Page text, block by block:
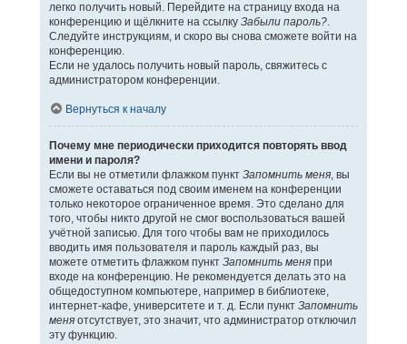
легко получить новый. Перейдите на страницу входа на
конференцию и щёлкните на ссылку Забыли пароль?.
Следуйте инструкциям, и скоро вы снова сможете войти на
конференцию.
Если не удалось получить новый пароль, свяжитесь с
администратором конференции.
Вернуться к началу
Почему мне периодически приходится повторять ввод
имени и пароля?
Если вы не отметили флажком пункт Запомнить меня, вы
сможете оставаться под своим именем на конференции
только некоторое ограниченное время. Это сделано для
того, чтобы никто другой не смог воспользоваться вашей
учётной записью. Для того чтобы вам не приходилось
вводить имя пользователя и пароль каждый раз, вы
можете отметить флажком пункт Запомнить меняпри
входе на конференцию. Не рекомендуется делать это на
общедоступном компьютере, например в библиотеке,
интернет-кафе, университете и т. д. Если пункт Запомнить
меняотсутствует, это значит, что администратор отключил
эту функцию.